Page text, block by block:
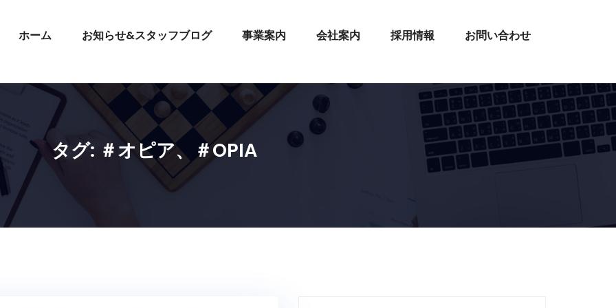
ホーム お知らせ&スタッフブログ 事業案内 会社案内 採用情報 お問い合わせ
タグ: ＃オピア、＃OPIA